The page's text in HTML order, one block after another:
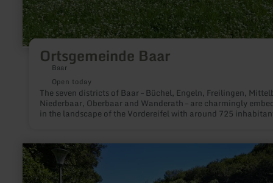
Ortsgemeinde Baar
Baar
Open today
The seven districts of Baar – Büchel, Engeln, Freilingen,
Niederbaar, Oberbaar and Wanderath – are charmingly
in the landscape of the Vordereifel with around 725
"Hohe Acht" not far from the Nürburgring.
learn
more
about:
Wohnmobilstellplatz